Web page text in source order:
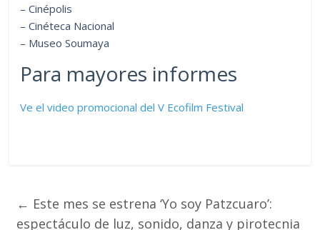
– Cinépolis
– Cinéteca Nacional
– Museo Soumaya
Para mayores informes
Ve el video promocional del V Ecofilm Festival
← Este mes se estrena ‘Yo soy Patzcuaro’:
espectáculo de luz, sonido, danza y pirotecnia